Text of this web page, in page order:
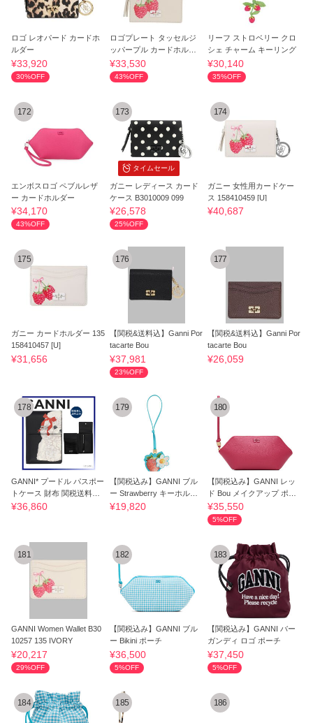
ロゴ レオパード カードホ
ルダー
¥33,920
30%OFF
ロゴプレート タッセルジ
ッパープル カードホルダ
ー
¥33,530
43%OFF
リーフ ストロベリー クロ
シェ チャーム キーリング
¥30,140
35%OFF
172
エンボスロゴ ペブルレザ
ー カードホルダー
¥34,170
43%OFF
タイムセール
173
ガニー レディース カード
ケース B3010009 099
¥26,578
25%OFF
174
ガニー 女性用カードケー
ス 158410459 [U]
¥40,687
175
ガニー カードホルダー 135
158410457 [U]
¥31,656
176
【関税&送料込】Ganni Por
tacarte Bou
¥37,981
23%OFF
177
【関税&送料込】Ganni Por
tacarte Bou
¥26,059
178
GANNI* プードル パスポー
トケース 財布 関税送料込
み
¥36,860
179
【関税込み】GANNI ブル
ー Strawberry キーホルダ
ー
¥19,820
180
【関税込み】GANNI レッ
ド Bou メイクアップ ポー
チ
¥35,550
5%OFF
181
GANNI Women Wallet B30
10257 135 IVORY
¥20,217
29%OFF
182
【関税込み】GANNI ブル
ー Bikini ポーチ
¥36,500
5%OFF
183
【関税込み】GANNI バー
ガンディ ロゴ ポーチ
¥37,450
5%OFF
184 185 186